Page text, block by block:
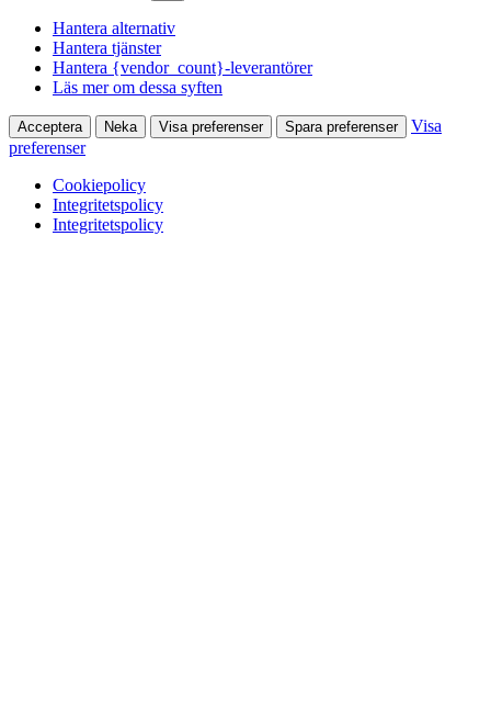
Hantera alternativ
Hantera tjänster
Hantera {vendor_count}-leverantörer
Läs mer om dessa syften
Acceptera Neka Visa preferenser Spara preferenser
Visa
preferenser
Cookiepolicy
Integritetspolicy
Integritetspolicy